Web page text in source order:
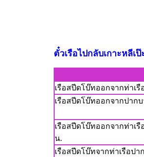
ตั๋วเรือไปกลับเกาะหลีเ
เรือสปีดโบ๊ทออกจากท่าเรื
เรือสปีดโบ๊ทออกจากปากบ
เรือสปีดโบ๊ทออกจากท่าเรื
น.
เรือสปีดโบ๊ทจากท่าเรือปา